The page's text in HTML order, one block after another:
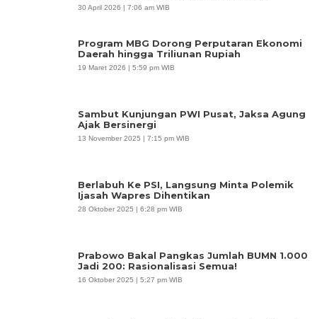
30 April 2026 | 7:06 am WIB
Program MBG Dorong Perputaran Ekonomi
Daerah hingga Triliunan Rupiah
19 Maret 2026 | 5:59 pm WIB
Sambut Kunjungan PWI Pusat, Jaksa Agung
Ajak Bersinergi
13 November 2025 | 7:15 pm WIB
Berlabuh Ke PSI, Langsung Minta Polemik
Ijasah Wapres Dihentikan
28 Oktober 2025 | 6:28 pm WIB
Prabowo Bakal Pangkas Jumlah BUMN 1.000
Jadi 200: Rasionalisasi Semua!
16 Oktober 2025 | 5:27 pm WIB